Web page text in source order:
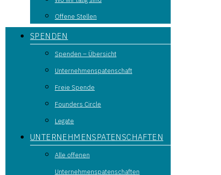
Offene Stellen
SPENDEN
Spenden – Übersicht
Unternehmenspatenschaft
Freie Spende
Founders Circle
Legate
UNTERNEHMENSPATENSCHAFTEN
Alle offenen
Unternehmenspatenschaften